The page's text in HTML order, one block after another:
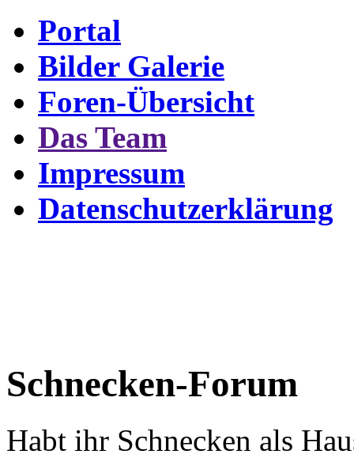
Portal
Bilder Galerie
Foren-Übersicht
Das Team
Impressum
Datenschutzerklärung
Schnecken-Forum
Habt ihr Schnecken als